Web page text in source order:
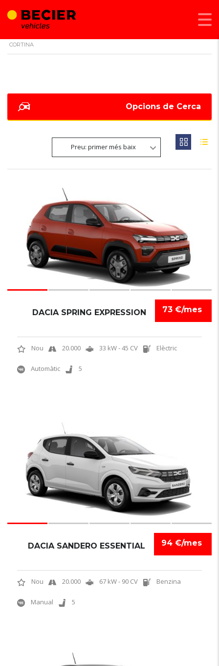
CORTINA
Opcions de Cerca
Preu: primer més baix
73 €/mes
DACIA SPRING EXPRESSION
Nou 20.000 33 kW - 45 CV Elèctric
Automàtic 5
94 €/mes
DACIA SANDERO ESSENTIAL
Nou 20.000 67 kW - 90 CV Benzina
Manual 5